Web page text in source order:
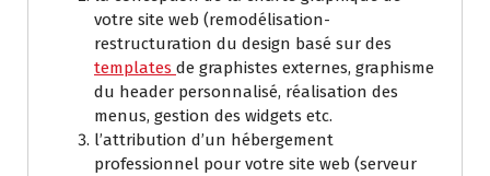
votre site web (remodélisation-
restructuration du design basé sur des
templates de graphistes externes, graphisme
du header personnalisé, réalisation des
menus, gestion des widgets etc.
l’attribution d’un hébergement
professionnel pour votre site web (serveur